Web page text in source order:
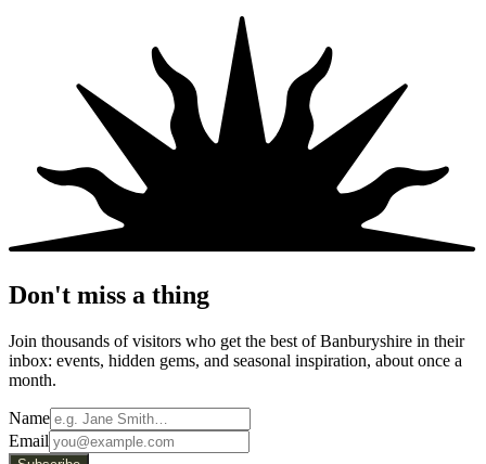
Don't miss a thing
Join thousands of visitors who get the best of Banburyshire in their
inbox: events, hidden gems, and seasonal inspiration, about once a
month.
Name
Email